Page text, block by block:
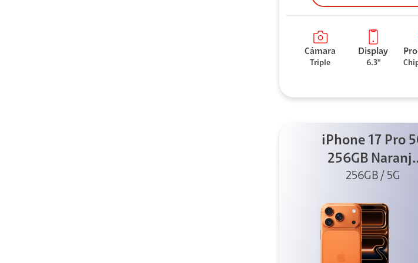
Cámara
Triple
Display
6.3"
iPhone 17 Pro
256GB
cósmico
256GB / 5G